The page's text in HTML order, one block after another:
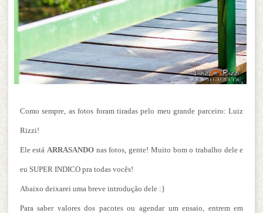
Como sempre, as fotos foram tiradas pelo meu grande parceiro: Luiz
Rizzi!
Ele está ARRASANDO nas fotos, gente! Muito bom o trabalho dele e
eu SUPER INDICO pra todas vocês!
Abaixo deixarei uma breve introdução dele :}
Para saber valores dos pacotes ou agendar um ensaio, entrem em